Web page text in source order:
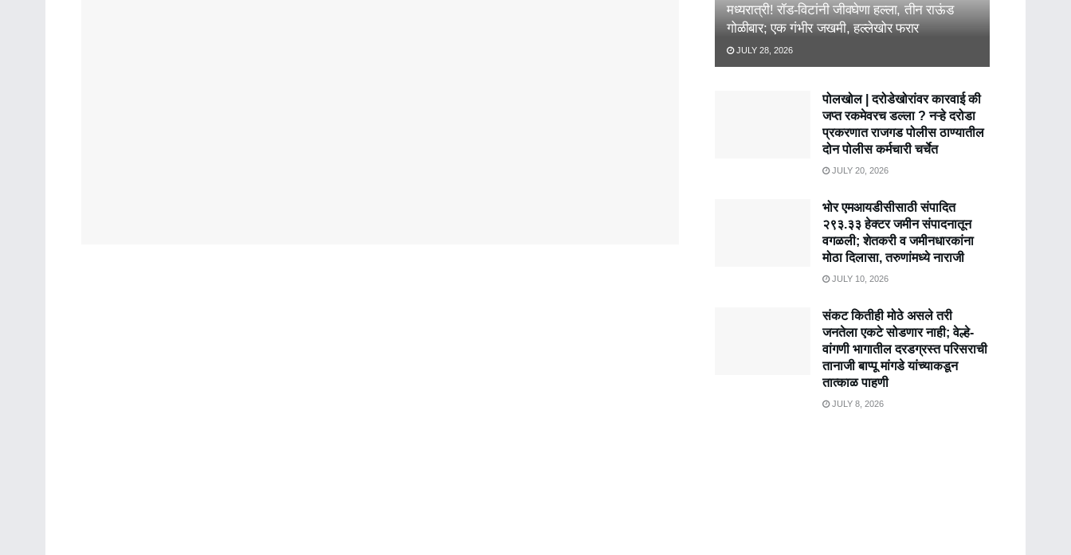
मध्यरात्री! रॉड-विटांनी जीवघेणा हल्ला, तीन राऊंड
गोळीबार; एक गंभीर जखमी, हल्लेखोर फरार
JULY 28, 2026
पोलखोल | दरोडेखोरांवर कारवाई की
जप्त रकमेवरच डल्ला ? नऱ्हे दरोडा
प्रकरणात राजगड पोलीस ठाण्यातील
दोन पोलीस कर्मचारी चर्चेत
JULY 20, 2026
भोर एमआयडीसीसाठी संपादित
२९३.३३ हेक्टर जमीन संपादनातून
वगळली; शेतकरी व जमीनधारकांना
मोठा दिलासा, तरुणांमध्ये नाराजी
JULY 10, 2026
संकट कितीही मोठे असले तरी
जनतेला एकटे सोडणार नाही; वेल्हे-
वांगणी भागातील दरडग्रस्त परिसराची
तानाजी बाप्पू मांगडे यांच्याकडून
तात्काळ पाहणी
JULY 8, 2026